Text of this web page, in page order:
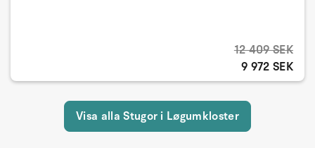
12 409 SEK
9 972 SEK
Visa alla Stugor i Løgumkloster